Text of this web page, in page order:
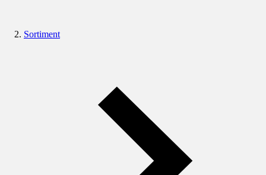
Sortiment